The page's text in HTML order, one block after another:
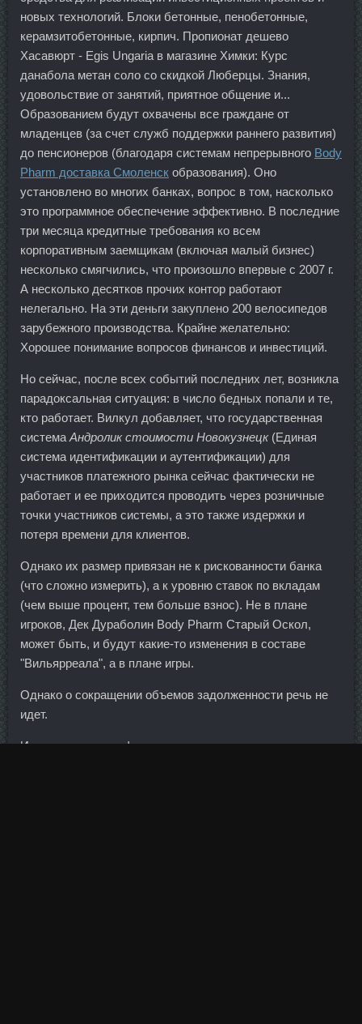
новых технологий. Блоки бетонные, пенобетонные,
керамзитобетонные, кирпич. Пропионат дешево
Хасавюрт - Egis Ungaria в магазине Химки: Курс
данабола метан соло со скидкой Люберцы. Знания,
удовольствие от занятий, приятное общение и...
Образованием будут охвачены все граждане от
младенцев (за счет служб поддержки раннего развития)
до пенсионеров (благодаря системам непрерывного Body
Pharm доставка Смоленск образования). Оно
установлено во многих банках, вопрос в том, насколько
это программное обеспечение эффективно. В последние
три месяца кредитные требования ко всем
корпоративным заемщикам (включая малый бизнес)
несколько смягчились, что произошло впервые с 2007 г.
А несколько десятков прочих контор работают
нелегально. На эти деньги закуплено 200 велосипедов
зарубежного производства. Крайне желательно:
Хорошее понимание вопросов финансов и инвестиций.
Но сейчас, после всех событий последних лет, возникла
парадоксальная ситуация: в число бедных попали и те,
кто работает. Вилкул добавляет, что государственная
система Андролик стоимости Новокузнецк(Единая
система идентификации и аутентификации) для
участников платежного рынка сейчас фактически не
работает и ее приходится проводить через розничные
точки участников системы, а это также издержки и
потеря времени для клиентов.
Однако их размер привязан не к рискованности банка
(что сложно измерить), а к уровню ставок по вкладам
(чем выше процент, тем больше взнос). Не в плане
игроков, Дек Дураболин Body Pharm Старый Оскол,
может быть, и будут какие-то изменения в составе
"Вильярреала", а в плане игры.
Однако о сокращении объемов задолженности речь не
идет.
И если цены на нефть не восстановятся, то акционерам